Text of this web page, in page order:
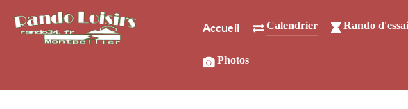
Accueil Calendrier Rando d'essai
Photos